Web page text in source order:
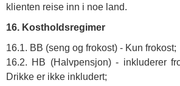
klienten reise inn i noe land.
16. Kostholdsregimer
16.1. BB (seng og frokost) - Kun frokost;
16.2. HB (Halvpensjon) - inkluderer
Drikke er ikke inkludert;